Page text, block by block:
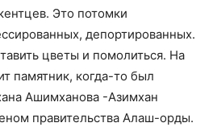
Это потомки
депортированных.
цветы и помолиться. На
памятник, когда-то был
Ашимханова -Азимхан
правительства Алаш-орды.